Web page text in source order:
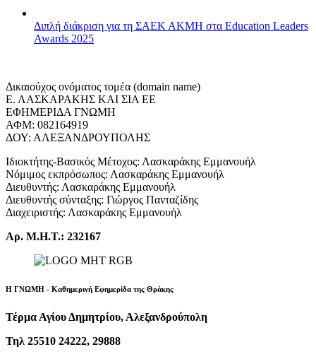
Διπλή διάκριση για τη ΣΑΕΚ ΑΚΜΗ στα Education Leaders
Awards 2025
Δικαιούχος ονόματος τομέα (domain name)
Ε. ΛΑΣΚΑΡΑΚΗΣ ΚΑΙ ΣΙΑ ΕΕ
ΕΦΗΜΕΡΙΔΑ ΓΝΩΜΗ
ΑΦΜ: 082164919
ΔΟΥ: ΑΛΕΞΑΝΔΡΟΥΠΟΛΗΣ
Ιδιοκτήτης-Βασικός Μέτοχος: Λασκαράκης Εμμανουήλ
Νόμιμος εκπρόσωπος: Λασκαράκης Εμμανουήλ
Διευθυντής: Λασκαράκης Εμμανουήλ
Διευθυντής σύνταξης: Γιώργος Πανταζίδης
Διαχειριστής: Λασκαράκης Εμμανουήλ
Αρ. Μ.Η.Τ.: 232167
Η ΓΝΩΜΗ - Καθημερινή Εφημερίδα της Θράκης
Τέρμα Αγίου Δημητρίου, Αλεξανδρούπολη
Τηλ 25510 24222, 29888